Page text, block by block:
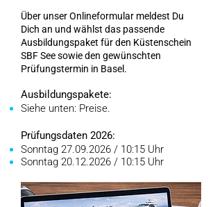
Über unser Onlineformular meldest Du
Dich an und wählst das passende
Ausbildungspaket für den Küstenschein
SBF See sowie den gewünschten
Prüfungstermin in Basel.
Ausbildungspakete:
Siehe unten: Preise.
Prüfungsdaten 2026:
Sonntag 27.09.2026 / 10:15 Uhr
Sonntag 20.12.2026 / 10:15 Uhr